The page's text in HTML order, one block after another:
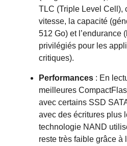
TLC (Triple Level Cell),
vitesse, la capacité
512 Go) et l’endurance
privilégiés pour les
critiques).
Performances : En
meilleures
avec certains SSD
avec des écritures plus
technologie NAND
reste très faible grâce à